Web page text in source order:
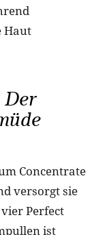
Haut
Concentrate
versorgt sie
Perfect
ist